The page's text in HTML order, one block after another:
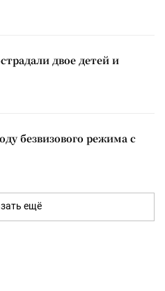
двое детей и
безвизового режима с
ещё